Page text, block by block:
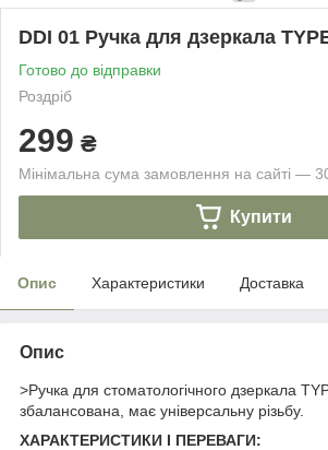
DDI 01 Ручка для дзеркала
Готово до відправки
Роздріб
299 ₴
Мінімальна сума замовлення на сайті —
Купити
Опис Характеристики Доставка
Опис
>Ручка для стоматологічного дзеркала
збалансована, має універсальну різьбу.
ХАРАКТЕРИСТИКИ І ПЕРЕВАГИ: